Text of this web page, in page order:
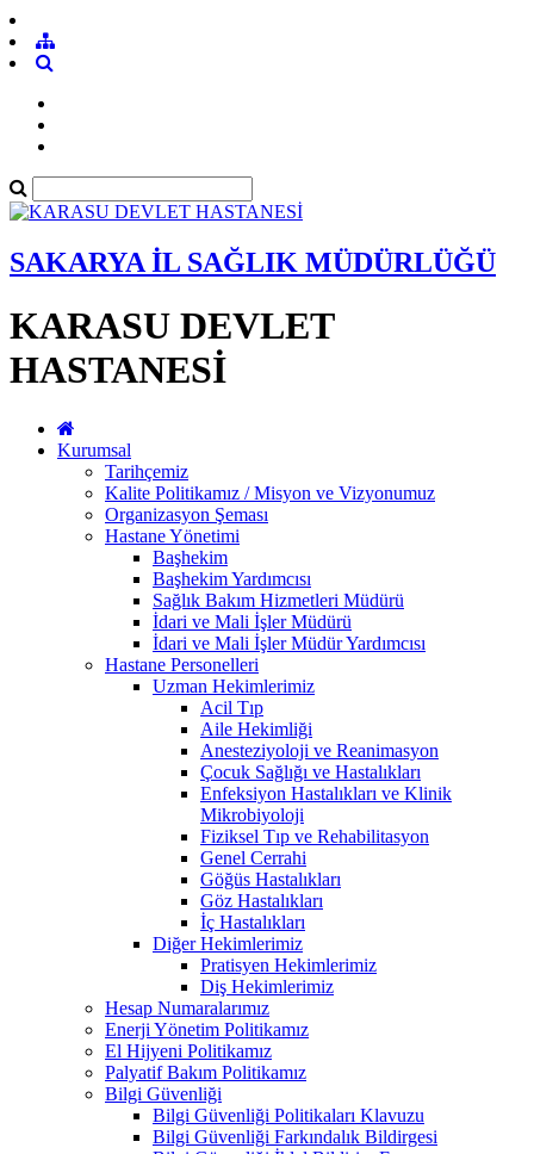
SAKARYA İL SAĞLIK MÜDÜRLÜĞÜ
KARASU DEVLET
HASTANESİ
Kurumsal
Tarihçemiz
Kalite Politikamız / Misyon ve Vizyonumuz
Organizasyon Şeması
Hastane Yönetimi
Başhekim
Başhekim Yardımcısı
Sağlık Bakım Hizmetleri Müdürü
İdari ve Mali İşler Müdürü
İdari ve Mali İşler Müdür Yardımcısı
Hastane Personelleri
Uzman Hekimlerimiz
Acil Tıp
Aile Hekimliği
Anesteziyoloji ve Reanimasyon
Çocuk Sağlığı ve Hastalıkları
Enfeksiyon Hastalıkları ve Klinik
Mikrobiyoloji
Fiziksel Tıp ve Rehabilitasyon
Genel Cerrahi
Göğüs Hastalıkları
Göz Hastalıkları
İç Hastalıkları
Diğer Hekimlerimiz
Pratisyen Hekimlerimiz
Diş Hekimlerimiz
Hesap Numaralarımız
Enerji Yönetim Politikamız
El Hijyeni Politikamız
Palyatif Bakım Politikamız
Bilgi Güvenliği
Bilgi Güvenliği Politikaları Klavuzu
Bilgi Güvenliği Farkındalık Bildirgesi